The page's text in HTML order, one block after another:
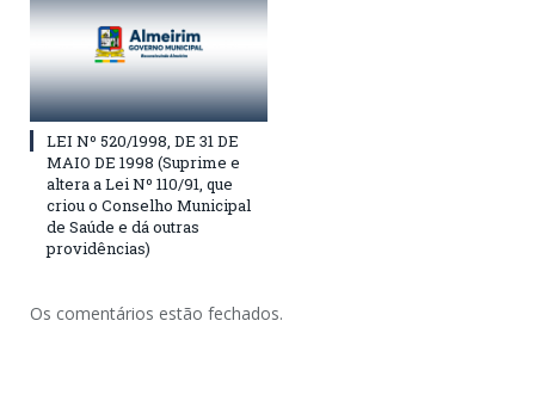
LEI Nº 520/1998, DE 31 DE
MAIO DE 1998 (Suprime e
altera a Lei Nº 110/91, que
criou o Conselho Municipal
de Saúde e dá outras
providências)
Os comentários estão fechados.